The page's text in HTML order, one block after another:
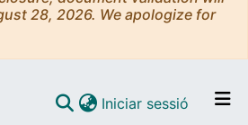
28, 2026. We apologize for
Iniciar sessió (current)